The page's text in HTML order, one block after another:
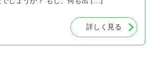
詳しく見る